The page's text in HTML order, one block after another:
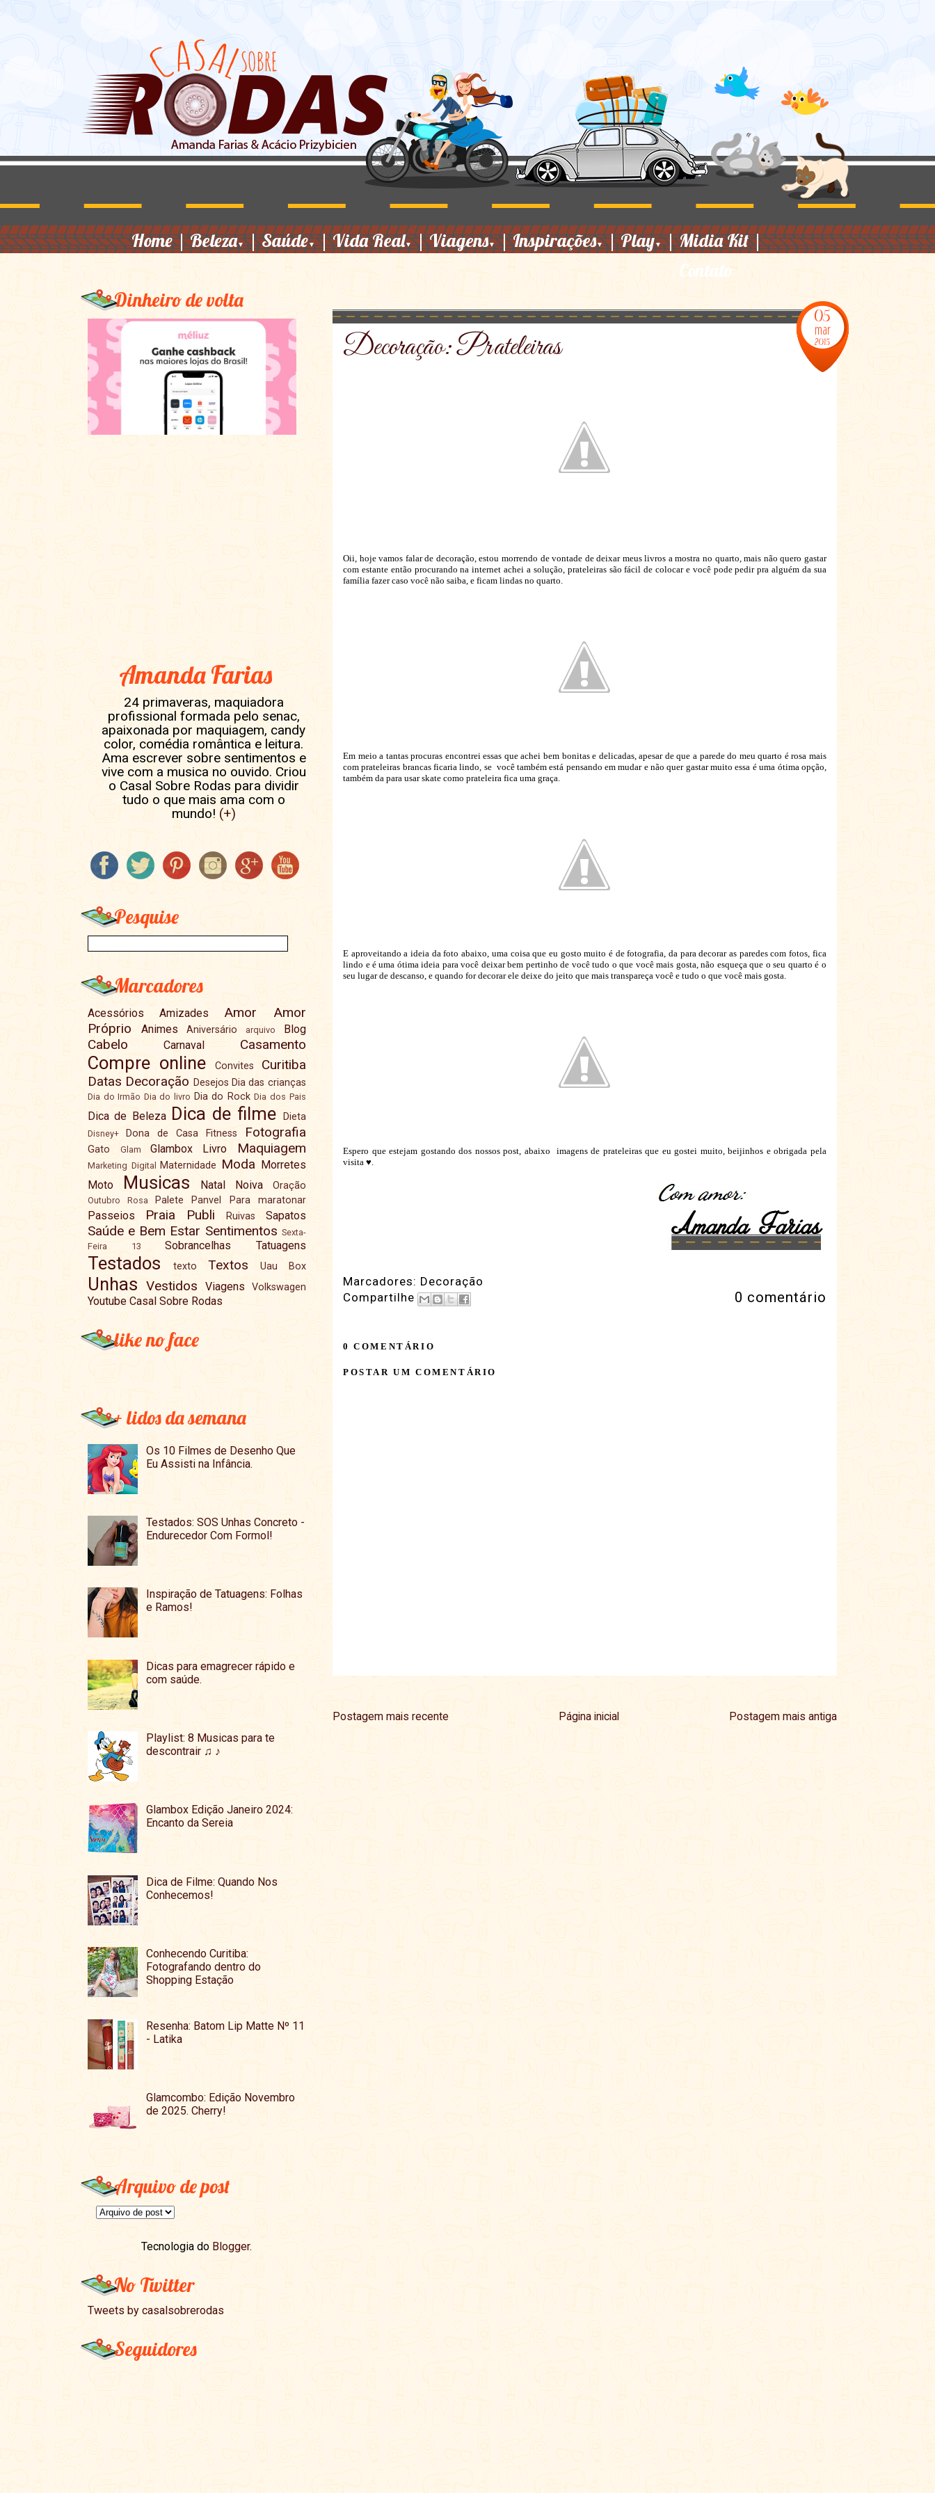
Home|Beleza▼ |Saúde▼ |Vida Real▼ |Viagens▼ |Inspirações▼ |Play▼ |Midia Kit|
Contato
05
mar
2015
Decoração: Prateleiras
Oii, hoje vamos falar de decoração, estou morrendo de vontade de deixar meus livros a mostra no quarto, mais não quero gastar
com estante então procurando na internet achei a solução, prateleiras são fácil de colocar e você pode pedir pra alguém da sua
família fazer caso você não saiba, e ficam lindas no quarto.
Em meio a tantas procuras encontrei essas que achei bem bonitas e delicadas, apesar de que a parede do meu quarto é rosa mais
com prateleiras brancas ficaria lindo, se você também está pensando em mudar e não quer gastar muito essa é uma ótima opção,
também da para usar skate como prateleira fica uma graça.
E aproveitando a ideia da foto abaixo, uma coisa que eu gosto muito é de fotografia, da para decorar as paredes com fotos, fica
lindo e é uma ótima ideia para você deixar bem pertinho de você tudo o que você mais gosta, não esqueça que o seu quarto é o
seu lugar de descanso, e quando for decorar ele deixe do jeito que mais transpareça você e tudo o que você mais gosta.
Espero que estejam gostando dos nossos post, abaixo imagens de prateleiras que eu gostei muito, beijinhos e obrigada pela
visita ♥.
Marcadores: Decoração
Compartilhe
0 comentário
0 COMENTÁRIO
POSTAR UM COMENTÁRIO
Postagem mais recente Postagem mais antiga
Página inicial
Dinheiro de volta
Amanda Farias
24 primaveras, maquiadora
profissional formada pelo senac,
apaixonada por maquiagem, candy
color, comédia romântica e leitura.
Ama escrever sobre sentimentos e
vive com a musica no ouvido. Criou
o Casal Sobre Rodas para dividir
tudo o que mais ama com o
mundo! (+)
Pesquise
Marcadores
Acessórios Amizades Amor
Amor
Próprio
Animes Aniversário arquivo Blog
Cabelo Carnaval Casamento
Compre online Convites
Curitiba
Datas Decoração Desejos Dia das crianças
Dia do Irmão Dia do livro Dia do Rock Dia dos Pais
Dica de Beleza Dica de filme Dieta
Disney+ Dona de Casa Fitness Fotografia
Gato Glam Glambox Livro Maquiagem
Marketing Digital Maternidade Moda Morretes
Moto
Musicas Natal Noiva Oração
Outubro Rosa Palete Panvel Para maratonar
Passeios Praia Publi Ruivas Sapatos
Saúde e Bem Estar Sentimentos Sexta-
Feira 13
Sobrancelhas Tatuagens
Testados texto Textos Uau Box
Unhas Vestidos Viagens Volkswagen
Youtube Casal Sobre Rodas
like no face
+ lidos da semana
Os 10 Filmes de Desenho Que
Eu Assisti na Infância.
Testados: SOS Unhas Concreto -
Endurecedor Com Formol!
Inspiração de Tatuagens: Folhas
e Ramos!
Dicas para emagrecer rápido e
com saúde.
Playlist: 8 Musicas para te
descontrair ♫ ♪
Glambox Edição Janeiro 2024:
Encanto da Sereia
Dica de Filme: Quando Nos
Conhecemos!
Conhecendo Curitiba:
Fotografando dentro do
Shopping Estação
Resenha: Batom Lip Matte Nº 11
- Latika
Glamcombo: Edição Novembro
de 2025. Cherry!
Arquivo de post
Tecnologia do Blogger.
No Twitter
Tweets by casalsobrerodas
Seguidores